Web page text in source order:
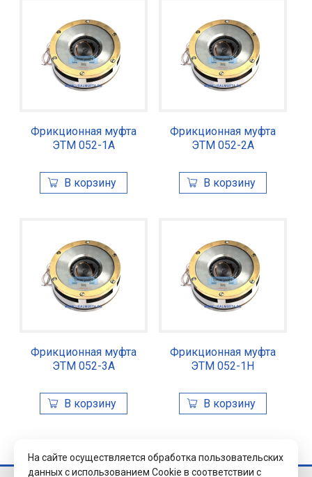
Фрикционная муфта
ЭТМ 052-1А
Фрикционная муфта
ЭТМ 052-2А
Фрикционная муфта
ЭТМ 052-3А
Фрикционная муфта
ЭТМ 052-1Н
На сайте осуществляется обработка пользовательских
данных с использованием Cookie в соответствии с